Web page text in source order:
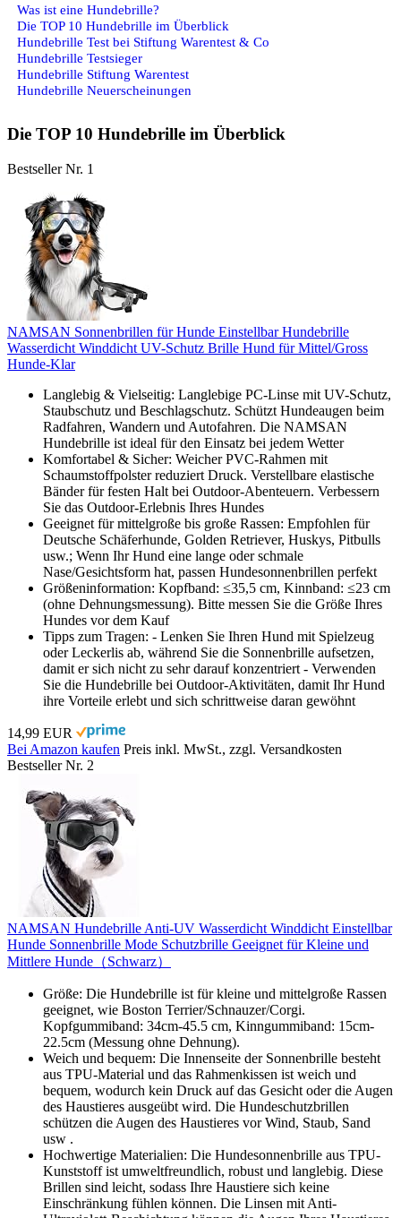
Was ist eine Hundebrille?
Die TOP 10 Hundebrille im Überblick
Hundebrille Test bei Stiftung Warentest & Co
Hundebrille Testsieger
Hundebrille Stiftung Warentest
Hundebrille Neuerscheinungen
Die TOP 10 Hundebrille im Überblick
Bestseller Nr. 1
NAMSAN Sonnenbrillen für Hunde Einstellbar Hundebrille
Wasserdicht Winddicht UV-Schutz Brille Hund für Mittel/Gross
Hunde-Klar
Langlebig & Vielseitig: Langlebige PC-Linse mit UV-Schutz,
Staubschutz und Beschlagschutz. Schützt Hundeaugen beim
Radfahren, Wandern und Autofahren. Die NAMSAN
Hundebrille ist ideal für den Einsatz bei jedem Wetter
Komfortabel & Sicher: Weicher PVC-Rahmen mit
Schaumstoffpolster reduziert Druck. Verstellbare elastische
Bänder für festen Halt bei Outdoor-Abenteuern. Verbessern
Sie das Outdoor-Erlebnis Ihres Hundes
Geeignet für mittelgroße bis große Rassen: Empfohlen für
Deutsche Schäferhunde, Golden Retriever, Huskys, Pitbulls
usw.; Wenn Ihr Hund eine lange oder schmale
Nase/Gesichtsform hat, passen Hundesonnenbrillen perfekt
Größeninformation: Kopfband: ≤35,5 cm, Kinnband: ≤23 cm
(ohne Dehnungsmessung). Bitte messen Sie die Größe Ihres
Hundes vor dem Kauf
Tipps zum Tragen: - Lenken Sie Ihren Hund mit Spielzeug
oder Leckerlis ab, während Sie die Sonnenbrille aufsetzen,
damit er sich nicht zu sehr darauf konzentriert - Verwenden
Sie die Hundebrille bei Outdoor-Aktivitäten, damit Ihr Hund
ihre Vorteile erlebt und sich schrittweise daran gewöhnt
14,99 EUR
Bei Amazon kaufen Preis inkl. MwSt., zzgl. Versandkosten
Bestseller Nr. 2
NAMSAN Hundebrille Anti-UV Wasserdicht Winddicht Einstellbar
Hunde Sonnenbrille Mode Schutzbrille Geeignet für Kleine und
Mittlere Hunde（Schwarz）
Größe: Die Hundebrille ist für kleine und mittelgroße Rassen
geeignet, wie Boston Terrier/Schnauzer/Corgi.
Kopfgummiband: 34cm-45.5 cm, Kinngummiband: 15cm-
22.5cm (Messung ohne Dehnung).
Weich und bequem: Die Innenseite der Sonnenbrille besteht
aus TPU-Material und das Rahmenkissen ist weich und
bequem, wodurch kein Druck auf das Gesicht oder die Augen
des Haustieres ausgeübt wird. Die Hundeschutzbrillen
schützen die Augen des Haustieres vor Wind, Staub, Sand
usw .
Hochwertige Materialien: Die Hundesonnenbrille aus TPU-
Kunststoff ist umweltfreundlich, robust und langlebig. Diese
Brillen sind leicht, sodass Ihre Haustiere sich keine
Einschränkung fühlen können. Die Linsen mit Anti-